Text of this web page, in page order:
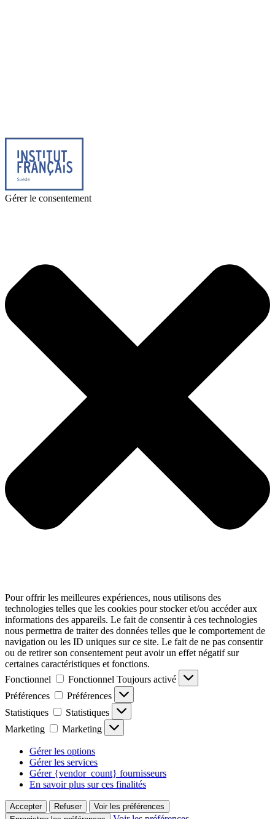
Gérer le consentement
Pour offrir les meilleures expériences, nous utilisons des
technologies telles que les cookies pour stocker et/ou accéder aux
informations des appareils. Le fait de consentir à ces technologies
nous permettra de traiter des données telles que le comportement de
navigation ou les ID uniques sur ce site. Le fait de ne pas consentir
ou de retirer son consentement peut avoir un effet négatif sur
certaines caractéristiques et fonctions.
Fonctionnel
Fonctionnel Toujours activé
Préférences
Préférences
Statistiques
Statistiques
Marketing
Marketing
Gérer les options
Gérer les services
Gérer {vendor_count} fournisseurs
En savoir plus sur ces finalités
Accepter Refuser
Voir les préférences